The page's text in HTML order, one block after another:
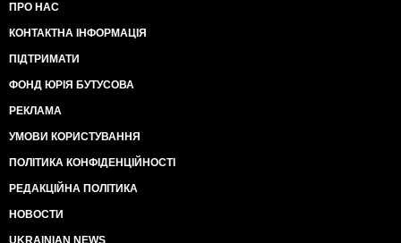
ПРО НАС
КОНТАКТНА ІНФОРМАЦІЯ
ПІДТРИМАТИ
ФОНД ЮРІЯ БУТУСОВА
РЕКЛАМА
УМОВИ КОРИСТУВАННЯ
ПОЛІТИКА КОНФІДЕНЦІЙНОСТІ
РЕДАКЦІЙНА ПОЛІТИКА
НОВОСТИ
UKRAINIAN NEWS